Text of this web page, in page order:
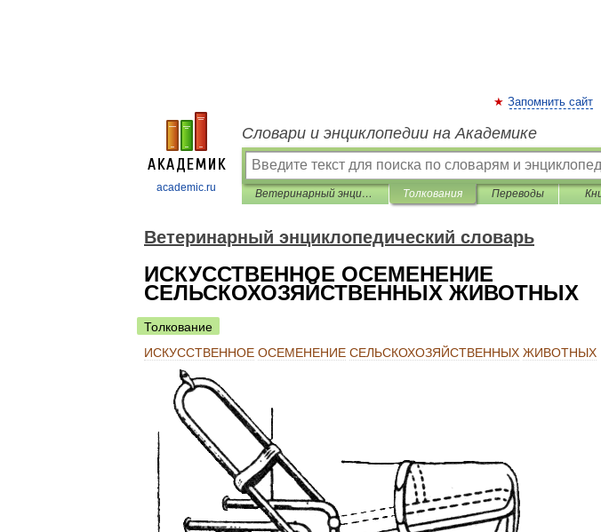
academic.ru
Запомнить сайт
Словари и энциклопедии на Академике
Ветеринарный энциклопедический словарь Толкования Переводы
Ветеринарный энциклопедический словарь
ИСКУССТВЕННОЕ ОСЕМЕНЕНИЕ
СЕЛЬСКОХОЗЯЙСТВЕННЫХ ЖИВОТНЫХ
Толкование
ИСКУССТВЕННОЕ ОСЕМЕНЕНИЕ СЕЛЬСКОХОЗЯЙСТВЕННЫХ ЖИВОТНЫХ